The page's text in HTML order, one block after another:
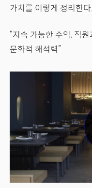
가치를 이렇게 정리한다.
“지속 가능한 수익, 직
문화적 해석력”